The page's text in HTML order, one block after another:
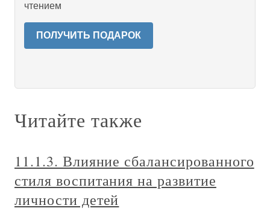
чтением
ПОЛУЧИТЬ ПОДАРОК
Читайте также
11.1.3. Влияние сбалансированного
стиля воспитания на развитие
личности детей